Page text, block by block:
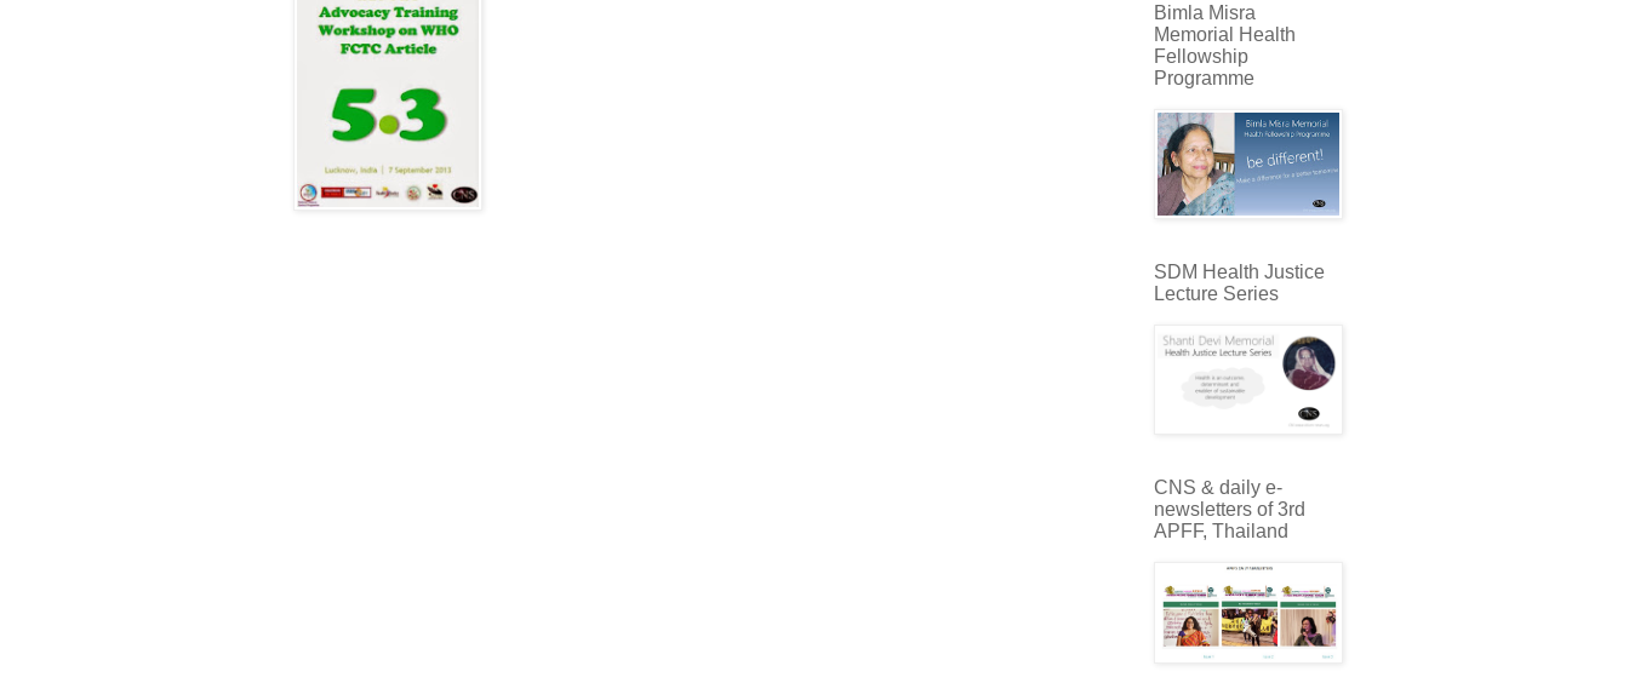
Bimla Misra
Memorial Health
Fellowship
Programme
SDM Health Justice
Lecture Series
CNS & daily e-
newsletters of 3rd
APFF, Thailand